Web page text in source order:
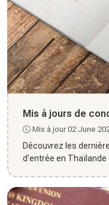
Mis à jours de
Mis à jour 02 June
Découvrez les
d’entrée en